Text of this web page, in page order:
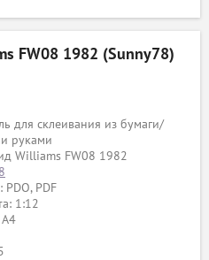
FW08 1982 (Sunny78)
для склеивания из бумаги/
руками
Williams FW08 1982
PDF
1:12
А4